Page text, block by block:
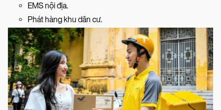
EMS nội địa.
Phát hàng khu dân cư.